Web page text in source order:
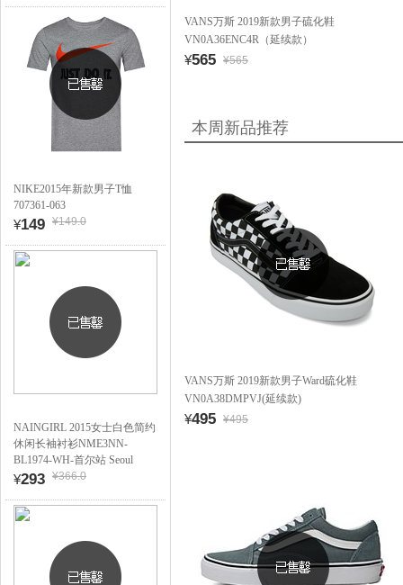
NIKE2015年新款男子T恤
707361-063
¥149 ¥149.0
NAINGIRL 2015女士白色简约
休闲长袖衬衫NME3NN-
BL1974-WH-首尔站 Seoul
¥293 ¥366.0
VANS万斯 2019新款男子硫化鞋
VN0A36ENC4R（延续款）
¥565 ¥565
本周新品推荐
VANS万斯 2019新款男子Ward硫化鞋
VN0A38DMPVJ(延续款)
¥495 ¥495